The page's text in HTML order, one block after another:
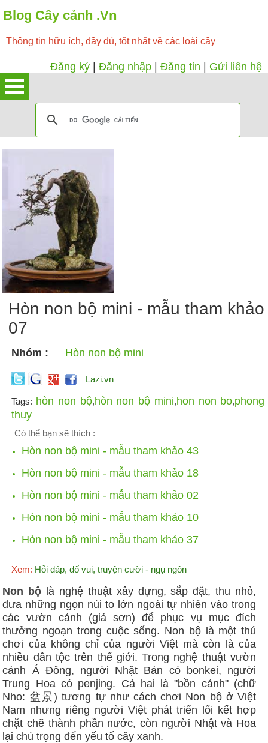
Blog Cây cảnh .Vn
Thông tin hữu ích, đầy đủ, tốt nhất về các loài cây
Đăng ký Đăng nhập Đăng tin Gửi liên hệ
Hòn non bộ mini - mẫu tham khảo
07
Nhóm : Hòn non bộ mini
Lazi.vn
Tags: hòn non bộ,hòn non bộ mini,hon non bo,phong
thuy
Có thể bạn sẽ thích :
Hòn non bộ mini - mẫu tham khảo 43
Hòn non bộ mini - mẫu tham khảo 18
Hòn non bộ mini - mẫu tham khảo 02
Hòn non bộ mini - mẫu tham khảo 10
Hòn non bộ mini - mẫu tham khảo 37
Xem: Hỏi đáp, đố vui, truyện cười - ngụ ngôn
Non bộ là nghệ thuật xây dựng, sắp đặt, thu nhỏ,
đưa những ngọn núi to lớn ngoài tự nhiên vào trong
các vườn cảnh (giả sơn) để phục vụ mục đích
thưởng ngoạn trong cuộc sống. Non bộ là một thú
chơi của không chỉ của người Việt mà còn là của
nhiều dân tộc trên thế giới. Trong nghệ thuật vườn
cảnh Á Đông, người Nhật Bản có bonkei, người
Trung Hoa có penjing. Cả hai là "bồn cảnh" (chữ
Nho: 盆景) tương tự như cách chơi Non bộ ở Việt
Nam nhưng riêng người Việt phát triển lối kết hợp
chặt chẽ thành phần nước, còn người Nhật và Hoa
lại chú trọng đến yếu tố cây xanh.